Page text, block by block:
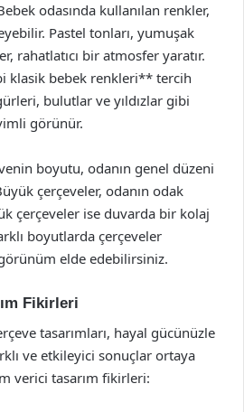
odasında kullanılan renkler,
Pastel tonları, yumuşak
rahatlatıcı bir atmosfer yaratır.
klasik bebek renkleri** tercih
bulutlar ve yıldızlar gibi
görünür.
boyutu, odanın genel düzeni
çerçeveler, odanın odak
çerçeveler ise duvarda bir kolaj
boyutlarda çerçeveler
elde edebilirsiniz.
Fikirleri
tasarımları, hayal gücünüzle
ve etkileyici sonuçlar ortaya
verici tasarım fikirleri: